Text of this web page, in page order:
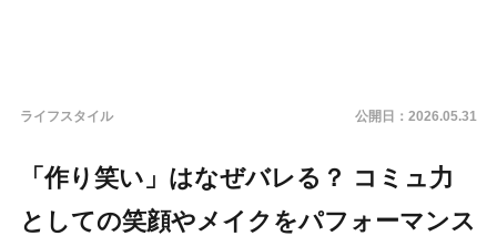
ライフスタイル 公開日： 2026.05.31
「作り笑い」はなぜバレる？ コミュ力
としての笑顔やメイクをパフォーマンス